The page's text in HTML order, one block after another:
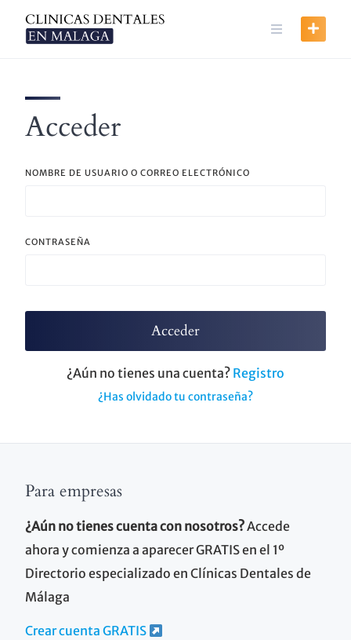
content
Acceder
NOMBRE DE USUARIO O CORREO ELECTRÓNICO
CONTRASEÑA
Acceder
¿Aún no tienes una cuenta? Registro
¿Has olvidado tu contraseña?
Para empresas
¿Aún no tienes cuenta con nosotros?Accede
ahora y comienza a aparecer GRATIS en el 1º
Directorio especializado en Clínicas Dentales de
Málaga
Crear cuenta GRATIS